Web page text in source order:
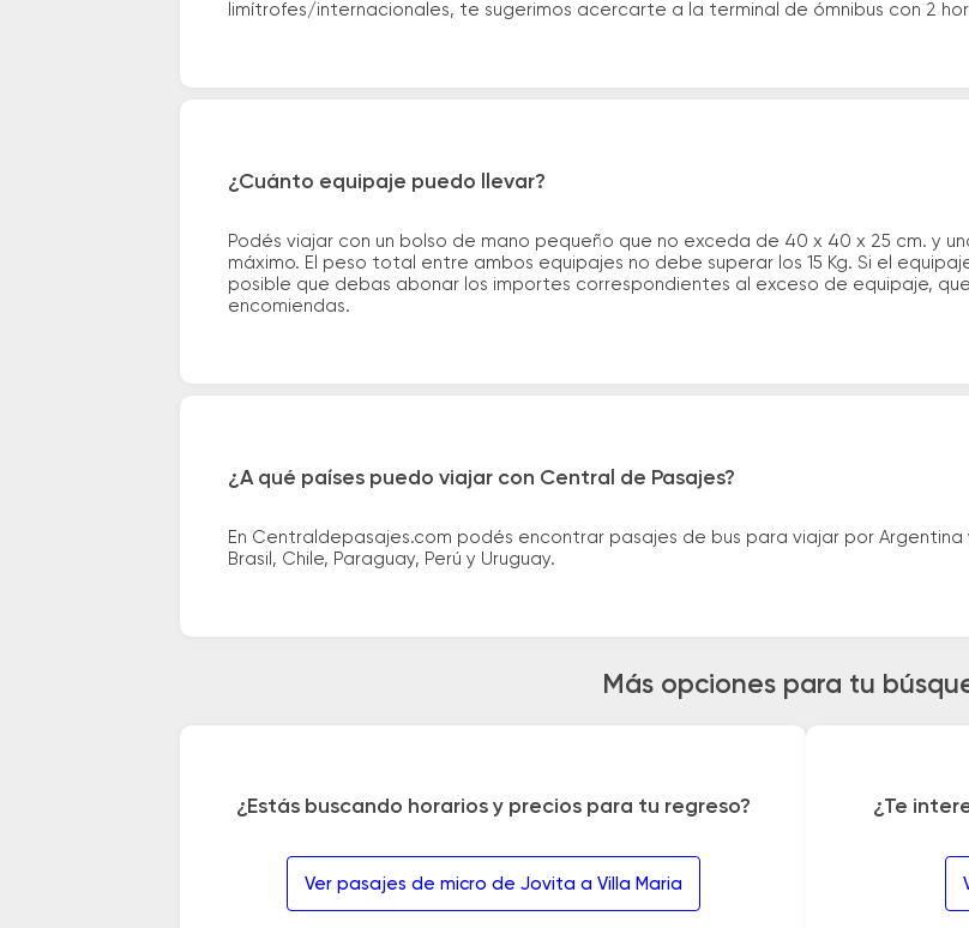
limítrofes/internacionales, te sugerimos acercarte a la terminal de ómnibus con 2
¿Cuánto equipaje puedo llevar?
Podés viajar con un bolso de mano pequeño que no exceda de 40 x 40 x 25 cm. y
máximo. El peso total entre ambos equipajes no debe superar los 15 Kg. Si el
posible que debas abonar los importes correspondientes al exceso de equipaje,
encomiendas.
¿A qué países puedo viajar con Central de Pasajes?
En Centraldepasajes.com podés encontrar pasajes de bus para viajar por
Brasil, Chile, Paraguay, Perú y Uruguay.
Más opciones para tu
¿Estás buscando horarios y precios para tu regreso?
Ver pasajes de micro de Jovita a Villa Maria
¿Te